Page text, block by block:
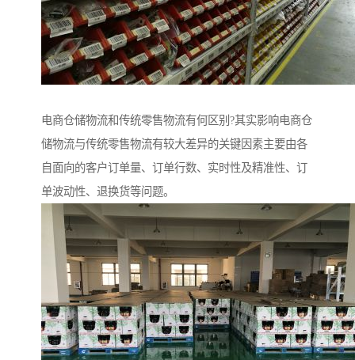
电商仓储物流和传统零售物流有何区别?其实影响电商仓
储物流与传统零售物流有较大差异的关键因素主要由各
自面向的客户订单量、订单行数、实时性及精准性、订
单波动性、退换货等问题。